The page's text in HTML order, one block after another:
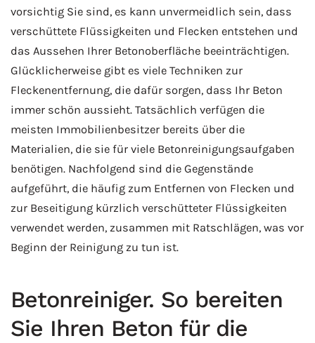
vorsichtig Sie sind, es kann unvermeidlich sein, dass
verschüttete Flüssigkeiten und Flecken entstehen und
das Aussehen Ihrer Betonoberfläche beeinträchtigen.
Glücklicherweise gibt es viele Techniken zur
Fleckenentfernung, die dafür sorgen, dass Ihr Beton
immer schön aussieht. Tatsächlich verfügen die
meisten Immobilienbesitzer bereits über die
Materialien, die sie für viele Betonreinigungsaufgaben
benötigen. Nachfolgend sind die Gegenstände
aufgeführt, die häufig zum Entfernen von Flecken und
zur Beseitigung kürzlich verschütteter Flüssigkeiten
verwendet werden, zusammen mit Ratschlägen, was vor
Beginn der Reinigung zu tun ist.
Betonreiniger. So bereiten
Sie Ihren Beton für die